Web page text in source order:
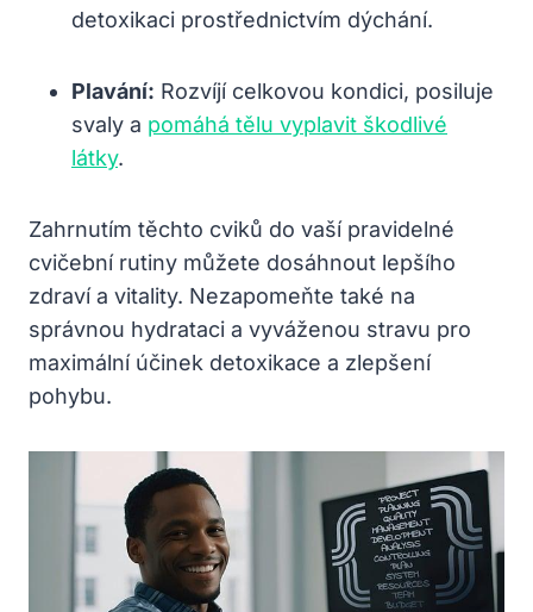
detoxikaci prostřednictvím dýchání.
Plavání: Rozvíjí celkovou kondici, posiluje
svaly a pomáhá tělu vyplavit škodlivé
látky.
Zahrnutím těchto cviků do vaší pravidelné
cvičební rutiny můžete dosáhnout lepšího
zdraví a vitality. Nezapomeňte také na
správnou hydrataci a vyváženou stravu pro
maximální účinek detoxikace a zlepšení
pohybu.